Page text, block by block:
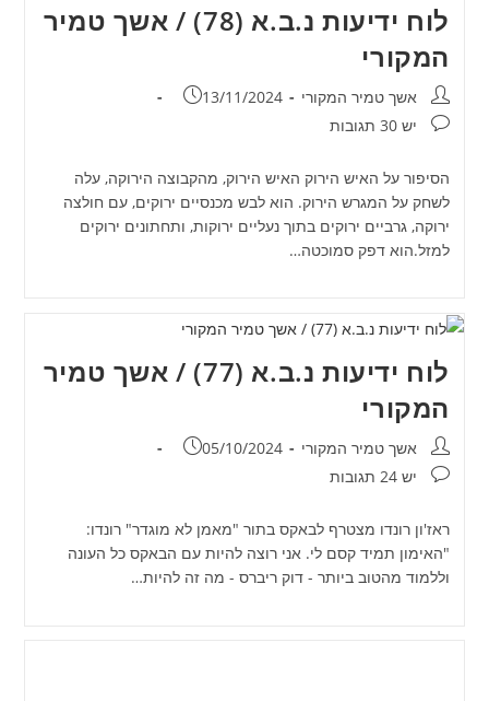
לוח ידיעות נ.ב.א (78) / אשך טמיר
המקורי
מחבר:אשך טמיר המקורי פורסם:
13/11/2024
תגובות:
יש 30 תגובות
הסיפור על האיש הירוק האיש הירוק, מהקבוצה הירוקה, עלה
לשחק על המגרש הירוק. הוא לבש מכנסיים ירוקים, עם חולצה
ירוקה, גרביים ירוקים בתוך נעליים ירוקות, ותחתונים ירוקים
למזל.הוא דפק סמוכטה…
לוח ידיעות נ.ב.א (77) / אשך טמיר
המקורי
מחבר:אשך טמיר המקורי פורסם:
05/10/2024
תגובות:
יש 24 תגובות
ראז'ון רונדו מצטרף לבאקס בתור "מאמן לא מוגדר" רונדו:
"האימון תמיד קסם לי. אני רוצה להיות עם הבאקס כל העונה
וללמוד מהטוב ביותר - דוק ריברס - מה זה להיות…